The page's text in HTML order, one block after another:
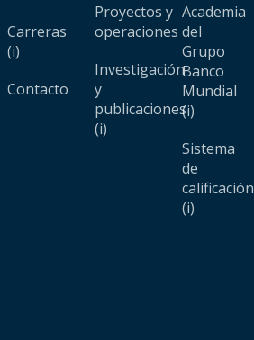
Carreras
(i)
Contacto
Proyectos y
operaciones
Investigación
y
publicaciones
(i)
Academia
del
Grupo
Banco
Mundial
(i)
Sistema
de
calificación
(i)